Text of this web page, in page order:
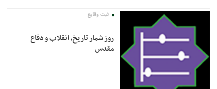
ثبت وقایع
روز شمار تاریخ، انقلاب و دفاع
مقدس